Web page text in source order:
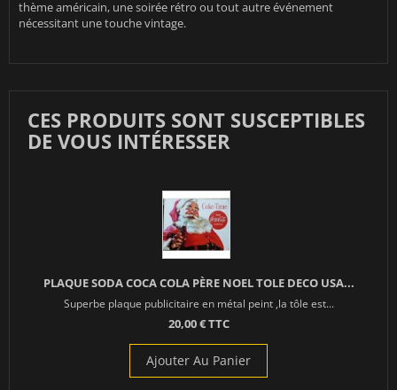
thème américain, une soirée rétro ou tout autre événement
nécessitant une touche vintage.
CES PRODUITS SONT SUSCEPTIBLES
DE VOUS INTÉRESSER
PLAQUE SODA COCA COLA PÈRE NOEL TOLE DECO USA...
Superbe plaque publicitaire en métal peint ,la tôle est...
20,00 € TTC
Ajouter Au Panier